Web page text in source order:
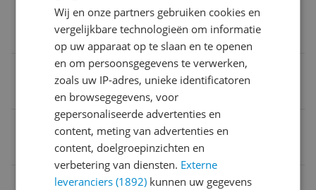
Processor generatie
Intel Core (Series 1)
Toetsenbord
Aantal usb-poorten
Aantal USB 3.1 poorten
Wij en onze partners gebruiken cookies en
vergelijkbare technologieën om informatie
op uw apparaat op te slaan en te openen
en om persoonsgegevens te verwerken,
zoals uw IP-adres, unieke identificatoren
en browsegegevens, voor
gepersonaliseerde advertenties en
content, meting van advertenties en
content, doelgroepinzichten en
verbetering van diensten. Externe
leveranciers (1892) kunnen uw gegevens